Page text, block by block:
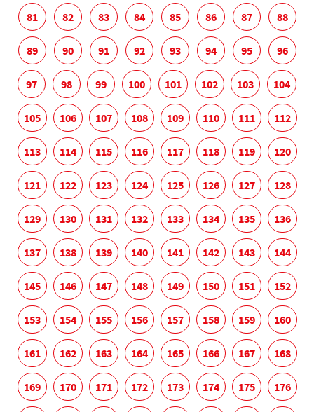
81 82 83 84 85 86 87 88
89 90 91 92 93 94 95 96
97 98 99 100 101 102 103 104
105 106 107 108 109 110 111 112
113 114 115 116 117 118 119 120
121 122 123 124 125 126 127 128
129 130 131 132 133 134 135 136
137 138 139 140 141 142 143 144
145 146 147 148 149 150 151 152
153 154 155 156 157 158 159 160
161 162 163 164 165 166 167 168
169 170 171 172 173 174 175 176